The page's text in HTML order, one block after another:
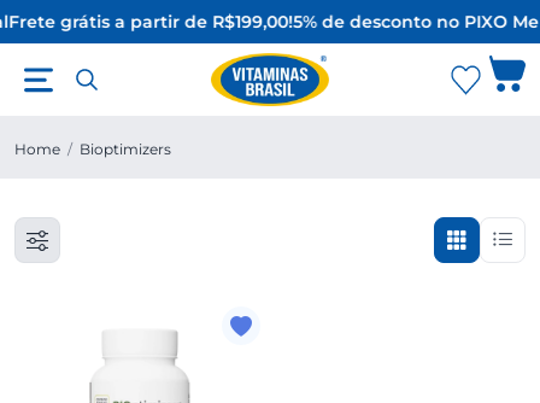
Frete grátis a partir de R$199,00!5% de desconto no PIXO
Home / Bioptimizers